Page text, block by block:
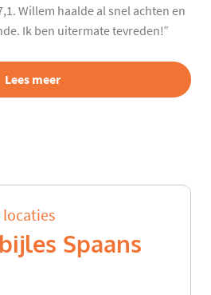
Willem haalde al snel achten en
Ik ben uitermate tevreden!”
Lees meer
Spaans